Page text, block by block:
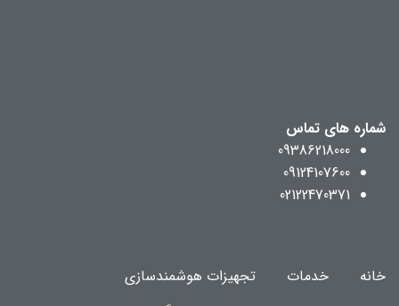
شماره های تماس
09386218000
09124107600
02122470371
خانه خدمات
تجهیزات هوشمندسازی